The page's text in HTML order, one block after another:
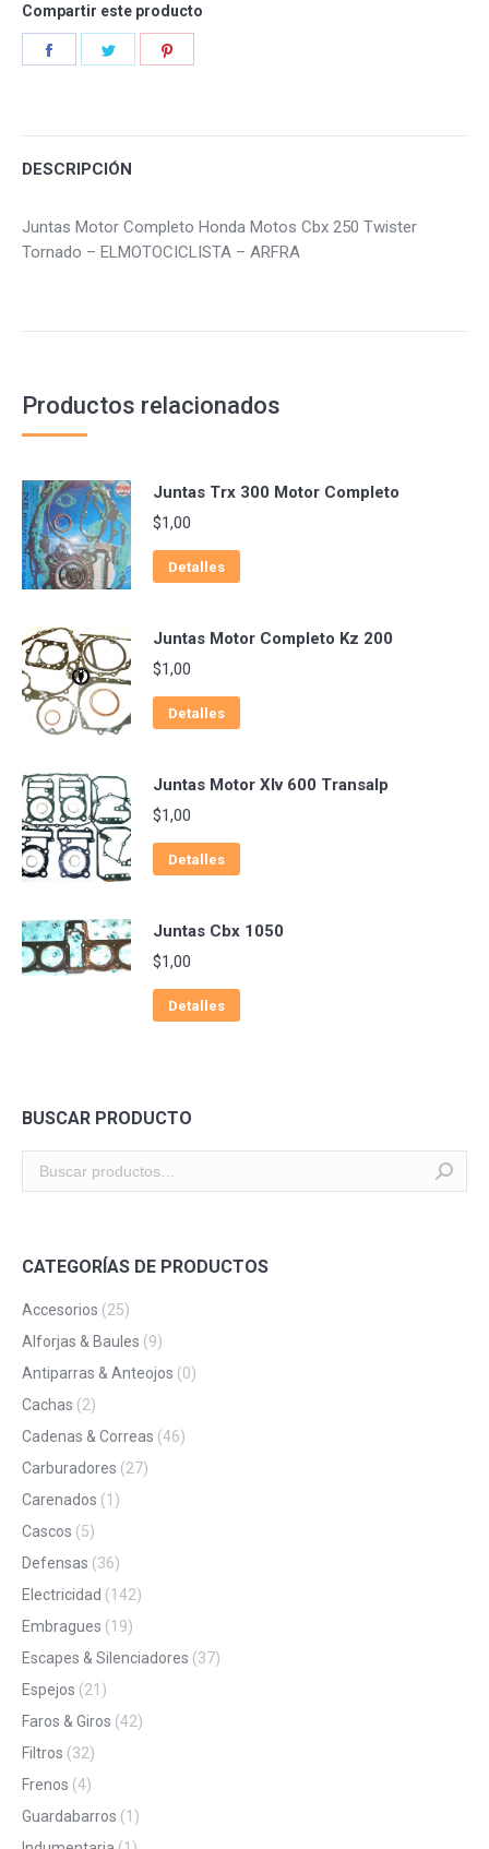
Compartir este producto
DESCRIPCIÓN
Juntas Motor Completo Honda Motos Cbx 250 Twister
Tornado – ELMOTOCICLISTA – ARFRA
Productos relacionados
Juntas Trx 300 Motor Completo
$1,00
Detalles
Juntas Motor Completo Kz 200
$1,00
Detalles
Juntas Motor Xlv 600 Transalp
$1,00
Detalles
Juntas Cbx 1050
$1,00
Detalles
BUSCAR PRODUCTO
CATEGORÍAS DE PRODUCTOS
Accesorios (25)
Alforjas & Baules (9)
Antiparras & Anteojos (0)
Cachas (2)
Cadenas & Correas (46)
Carburadores (27)
Carenados (1)
Cascos (5)
Defensas (36)
Electricidad (142)
Embragues (19)
Escapes & Silenciadores (37)
Espejos (21)
Faros & Giros (42)
Filtros (32)
Frenos (4)
Guardabarros (1)